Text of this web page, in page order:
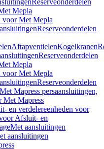
Reserveonderdelen
Mepla
voor Met Mepla
Reserveonderdelen
AftapventielenKogelkranen
Reserveonderdelen
Mepla
voor Met Mepla
Reserveonderdelen
Met Mapress persaansluitingen,
Met Mapress
en verdelereenheden voor
Afsluit- en
Met aansluitingen
aansluitingen